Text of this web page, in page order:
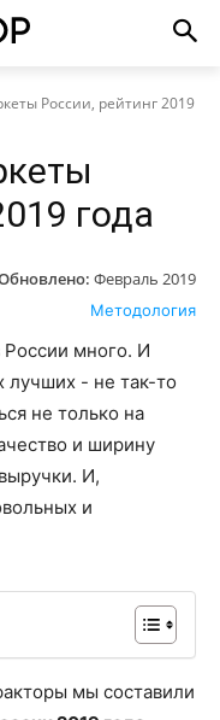
России, рейтинг 2019
года
Февраль 2019
Методология
много. И
лучших - не так-то
не только на
и ширину
И,
и
мы составили